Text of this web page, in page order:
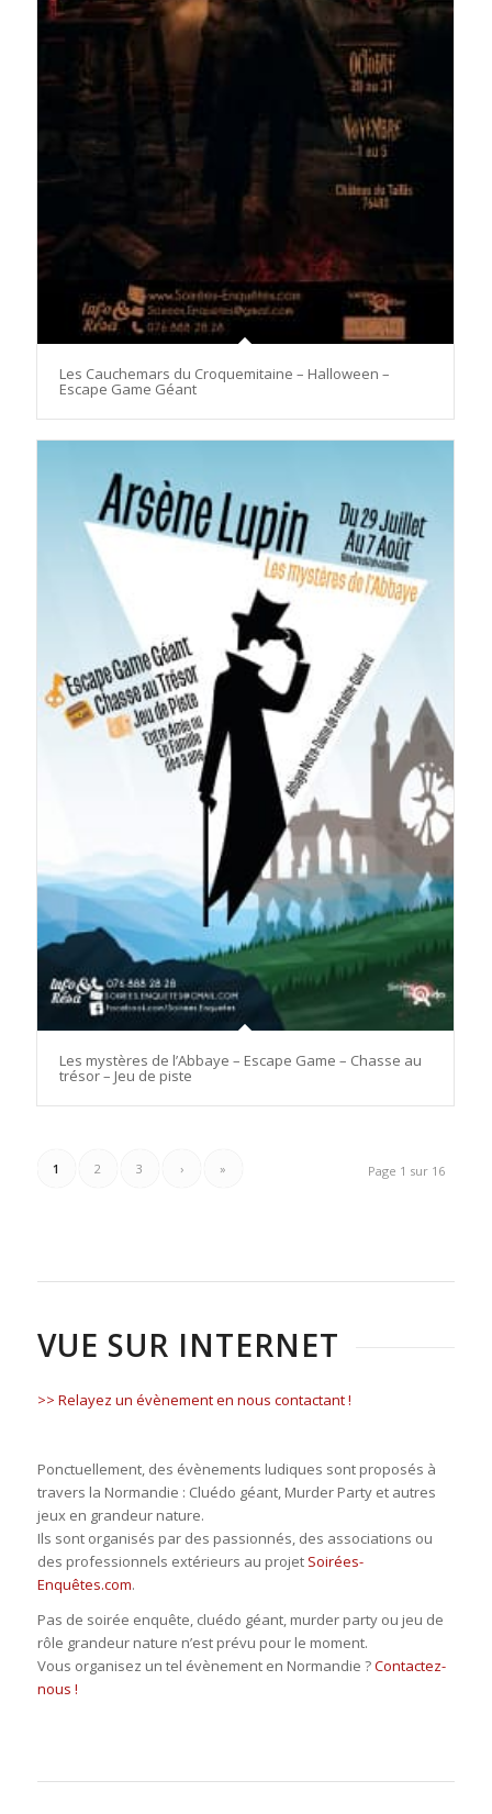
Les Cauchemars du Croquemitaine – Halloween –
Escape Game Géant
Les mystères de l’Abbaye – Escape Game – Chasse au
trésor – Jeu de piste
Page 1 sur 16
1 2 3 › »
VUE SUR INTERNET
>> Relayez un évènement en nous contactant !
Ponctuellement, des évènements ludiques sont proposés à
travers la Normandie : Cluédo géant, Murder Party et autres
jeux en grandeur nature.
Ils sont organisés par des passionnés, des associations ou
des professionnels extérieurs au projet Soirées-
Enquêtes.com.
Pas de soirée enquête, cluédo géant, murder party ou jeu de
rôle grandeur nature n’est prévu pour le moment.
Vous organisez un tel évènement en Normandie ?Contactez-
nous !